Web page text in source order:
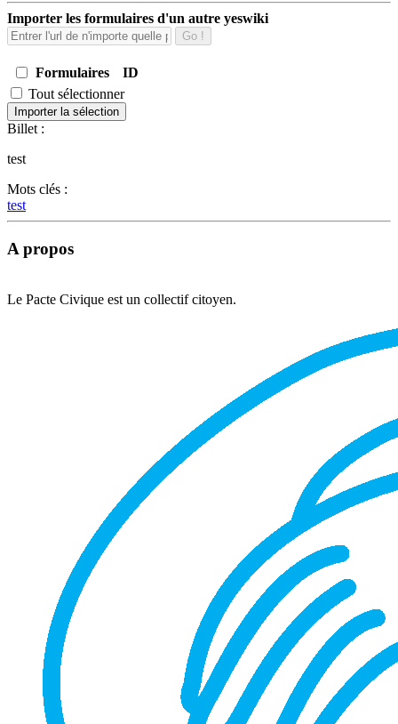
Importer les formulaires d'un autre yeswiki
Go !
Formulaires
ID
Tout sélectionner
Importer la sélection
Billet :
test
Mots clés :
test
A propos
Le Pacte Civique est un collectif citoyen.